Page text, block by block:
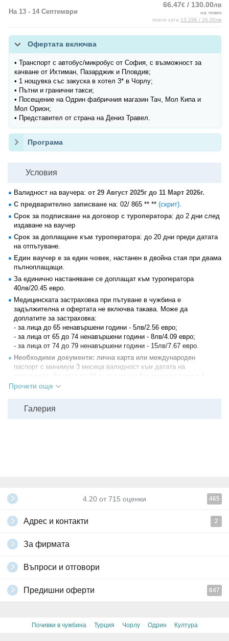
На 13 - 14 Септември
66.47€ / 130.00лв
на човек
плати сега 13.29€ / 26.00лв
Офертата включва
• Транспорт с автобус/микробус от София, с възможност за
качване от Ихтиман, Пазарджик и Пловдив;
• 1 нощувка със закуска в хотел 3* в Чорлу;
• Пътни и гранични такси;
• Посещение на Одрин фабричния магазин Тач, Мол Кипа и
Мол Орион;
• Представител от страна на Дениз Травел.
Програма
Условия
Валидност на ваучера: от 29 Август 2025г до 11 Март 2026г.
С предварително записване на: 02/ 865 ** ** (скрит).
Срок за подписване на договор с туроператора: до 2 дни след
издаване на ваучер
Срок за доплащане към туроператора: до 20 дни преди датата
на отпътуване.
Един ваучер е за един човек, настанен в двойна стая при двама
пълноплащащи.
За единично настаняване се доплащат към туроператора
40лв/20.45 евро.
Медицинската застраховка при пътуване в чужбина е
задължителна и офертата не включва такава. Може да
доплатите за застраховка:
- за лица до 65 ненавършени години - 5лв/2.56 евро;
- за лица от 65 до 74 ненавършени години - 8лв/4.09 евро;
- за лица от 74 до 79 ненавършени години - 15лв/7.67 евро.
Необходими документи: лична карта или международен
паспорт с минимум 3 месеца валидност към датата на
отпътуване. За деца до 18 г., пътуващи без родители или с 1
родител е необходима нотариално заверена декларация от
изисквания, свързани с пътуването.
Всички други
Прочети още
Галерия
4.20 от 715 оценки 465
Адрес и контакти 2
За фирмата
Въпроси и отговори
Предишни оферти 647
Почивки в чужбина · Турция · Чорлу · Одрин · Култура